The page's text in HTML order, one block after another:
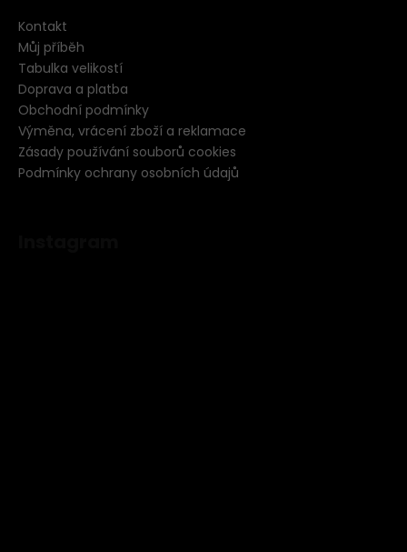
Kontakt
Můj příběh
Tabulka velikostí
Doprava a platba
Obchodní podmínky
Výměna, vrácení zboží a reklamace
Zásady používání souborů cookies
Podmínky ochrany osobních údajů